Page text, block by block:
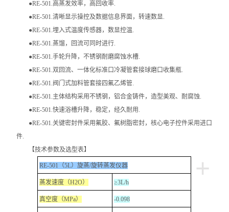
智能控温仪
油、水浴锅
电动搅拌器
水热合成反应釜/消解罐
电加热板
超声波清洗器
紫外分析仪
微波化学反应器
玻璃仪器烘干器
●RE-501.高蒸发效率，高回收率.
●RE-501.清晰显示操控及数据信息界面，转速数显.
●RE-501.埋入式温度传感器，数显控温.
●RE-501.蒸馏，回流可同时进行.
●RE-501.手轮升降，不锈钢耐磨腐蚀水槽.
●RE-501.双回流、一体化标准口冷凝管套接球磨口收集瓶.
●RE-501.阀门式加料管套接四氟乙烯管.
●RE-501.主体结构采用不锈钢，铝合金铸件，造型美观、耐腐蚀.
●RE-501.快速浴槽升降，稳定，经久耐用.
●RE-501.关键密封件采用氟胶、氟树脂密封，核心电子控件采用进口
件.
【技术参数及选型表】
+
RE-501（5L）旋蒸/旋转蒸发仪器
蒸发速度（H2O） ≥3L/h
真空度（MPa） -0.098